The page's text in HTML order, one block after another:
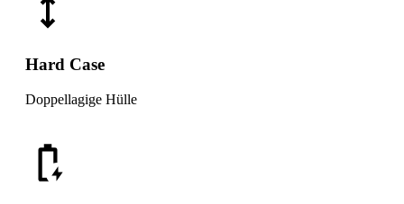
Hard Case
Doppellagige Hülle